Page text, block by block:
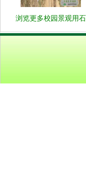
浏览更多校园景观用石